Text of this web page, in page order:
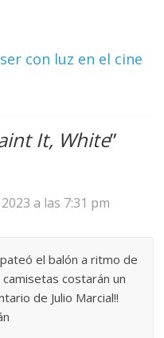
con luz en el cine
It, White”
a las 7:31 pm
el balón a ritmo de
costarán un
de Julio Marcial!!